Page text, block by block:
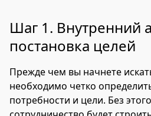
Шаг 1. Внутренний
постановка целей
Прежде чем вы начнете
необходимо четко
потребности и цели. Без